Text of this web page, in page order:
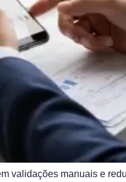
validações manuais e